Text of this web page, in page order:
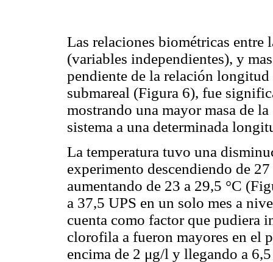
Las relaciones biométricas entre
(variables independientes), y
pendiente de la relación longitud
submareal (Figura 6), fue
mostrando una mayor masa de
sistema a una determinada
La temperatura tuvo una
experimento descendiendo de
aumentando de 23 a 29,5 °C
a 37,5 UPS en un solo mes a
cuenta como factor que pudiera
clorofila a fueron mayores en el
encima de 2 μg/l y llegando a